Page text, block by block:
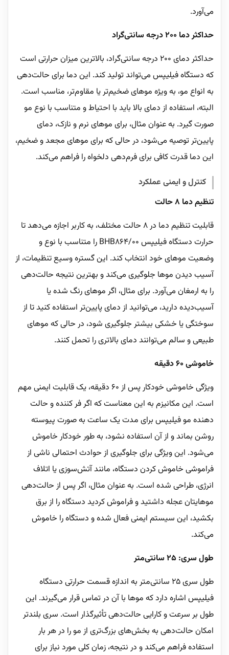
می‌آورد.
حداکثر دما 200 درجه سانتی‌گراد
حداکثر دمای 200 درجه سانتی‌گراد، بالاترین میزان حرارتی است
که دستگاه فیلیپس می‌تواند تولید کند. این دما برای حالت‌دهی
به انواع مو، به ویژه موهای ضخیم‌تر یا مقاوم‌تر، مناسب است.
البته، استفاده از دمای بالا باید با احتیاط و متناسب با نوع مو
صورت گیرد. به عنوان مثال، برای موهای نرم و نازک، دمای
پایین‌تر توصیه می‌شود، در حالی که برای موهای مجعد و ضخیم،
این دما قدرت کافی برای فرم‌دهی دلخواه را فراهم می‌کند.
کنترل و ایمنی عملکرد
تنظیم دما 8 حالت
قابلیت تنظیم دما در 8 حالت مختلف، به کاربر اجازه می‌دهد تا
حرارت دستگاه فیلیپس BHB864/00 را متناسب با نوع و
وضعیت موهای خود انتخاب کند. این گستره وسیع تنظیمات، از
آسیب دیدن موها جلوگیری می‌کند و بهترین نتیجه حالت‌دهی
را به ارمغان می‌آورد. برای مثال، اگر موهای رنگ شده یا
آسیب‌دیده دارید، می‌توانید از دمای پایین‌تر استفاده کنید تا از
سوختگی یا خشکی بیشتر جلوگیری شود، در حالی که موهای
طبیعی و سالم می‌توانند دمای بالاتری را تحمل کنند.
خاموشی 60 دقیقه
ویژگی خاموشی خودکار پس از 60 دقیقه، یک قابلیت ایمنی مهم
است. این مکانیزم به این معناست که اگر فر کننده و حالت
دهنده مو فیلیپس برای مدت یک ساعت به صورت پیوسته
روشن بماند و از آن استفاده نشود، به طور خودکار خاموش
می‌شود. این ویژگی برای جلوگیری از حوادث احتمالی ناشی از
فراموشی خاموش کردن دستگاه، مانند آتش‌سوزی یا اتلاف
انرژی، طراحی شده است. به عنوان مثال، اگر پس از حالت‌دهی
موهایتان عجله داشتید و فراموش کردید دستگاه را از برق
بکشید، این سیستم ایمنی فعال شده و دستگاه را خاموش
می‌کند.
طول سری: 25 سانتی‌متر
طول سری 25 سانتی‌متر به اندازه قسمت حرارتی دستگاه
فیلیپس اشاره دارد که موها با آن در تماس قرار می‌گیرند. این
طول بر سرعت و کارایی حالت‌دهی تأثیرگذار است. سری بلندتر
امکان حالت‌دهی به بخش‌های بزرگ‌تری از مو را در هر بار
استفاده فراهم می‌کند و در نتیجه، زمان کلی مورد نیاز برای